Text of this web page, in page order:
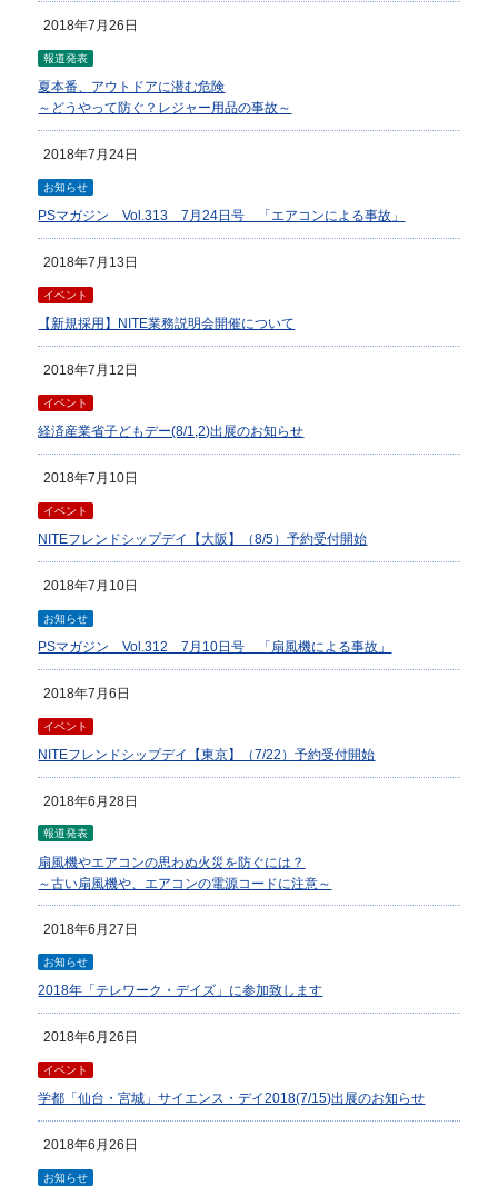
2018年7月26日
報道発表
夏本番、アウトドアに潜む危険
～どうやって防ぐ？レジャー用品の事故～
2018年7月24日
お知らせ
PSマガジン Vol.313 7月24日号 「エアコンによる事故」
2018年7月13日
イベント
【新規採用】NITE業務説明会開催について
2018年7月12日
イベント
経済産業省子どもデー(8/1,2)出展のお知らせ
2018年7月10日
イベント
NITEフレンドシップデイ【大阪】（8/5）予約受付開始
2018年7月10日
お知らせ
PSマガジン Vol.312 7月10日号 「扇風機による事故」
2018年7月6日
イベント
NITEフレンドシップデイ【東京】（7/22）予約受付開始
2018年6月28日
報道発表
扇風機やエアコンの思わぬ火災を防ぐには？
～古い扇風機や、エアコンの電源コードに注意～
2018年6月27日
お知らせ
2018年「テレワーク・デイズ」に参加致します
2018年6月26日
イベント
学都「仙台・宮城」サイエンス・デイ2018(7/15)出展のお知らせ
2018年6月26日
お知らせ